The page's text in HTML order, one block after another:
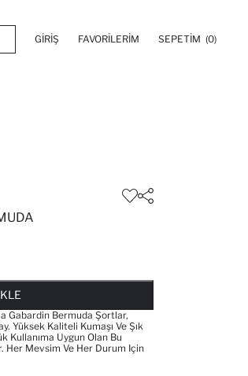
GIRIŞ FAVORILERIM SEPETIM (0)
Gabardin Bermuda Şortlar,
Yüksek Kaliteli Kumaşı Ve Şık
Kullanıma Uygun Olan Bu
Her Mevsim Ve Her Durum Için